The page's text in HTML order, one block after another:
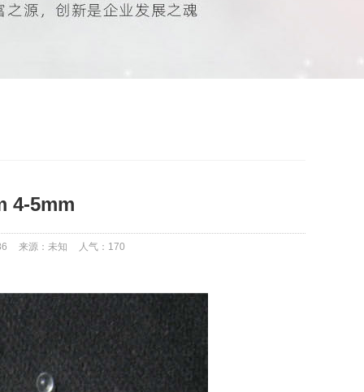
4-5mm
来源：未知 人气： 170